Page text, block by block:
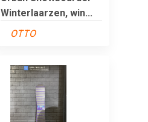
Winterlaarzen, win...
OTTO